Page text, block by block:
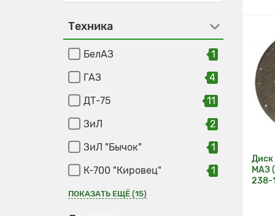
Техника
БелАЗ
1
ГАЗ
4
ДТ-75
11
ЗиЛ
2
ЗиЛ "Бычок"
1
К-700 "Кировец"
1
КамАЗ
ПОКАЗАТЬ ЕЩЁ (15)
Диск
МАЗ
238-